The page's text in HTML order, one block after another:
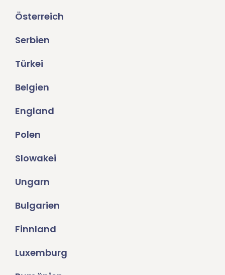
Österreich
Serbien
Türkei
Belgien
England
Polen
Slowakei
Ungarn
Bulgarien
Finnland
Luxemburg